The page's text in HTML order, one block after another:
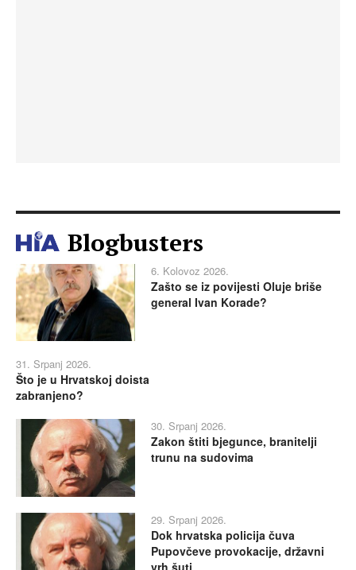
Blogbusters
6. Kolovoz 2026.
Zašto se iz povijesti Oluje briše
general Ivan Korade?
31. Srpanj 2026.
Što je u Hrvatskoj doista
zabranjeno?
30. Srpanj 2026.
Zakon štiti bjegunce, branitelji
trunu na sudovima
29. Srpanj 2026.
Dok hrvatska policija čuva
Pupovčeve provokacije, državni
vrh šuti